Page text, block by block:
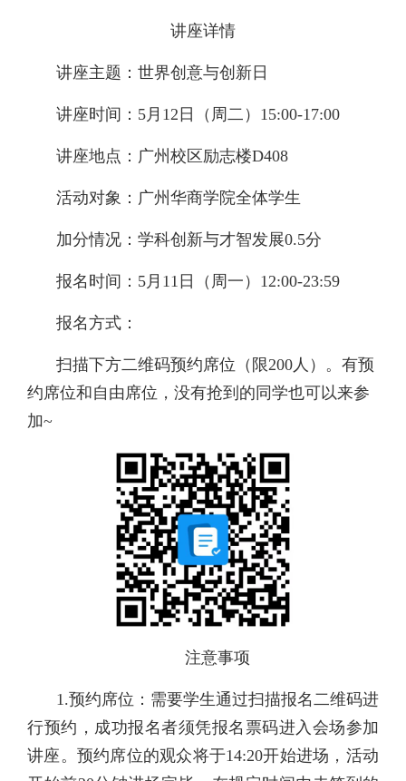
讲座详情
讲座主题： 世界创意与创新日
讲座时间： 5月12日（周二）15:00-17:00
讲座地点： 广州校区励志楼D408
活动对象： 广州华商学院全体学生
加分情况： 学科创新与才智发展0.5分
报名时间： 5月11日（周一）12:00-23:59
报名方式：
扫描下方二维码预约席位（限200人）。 有预
约席位和自由席位， 没有抢到的同学也可以来参
加~
注意事项
1.预约席位：需要学生通过扫描报名二维码进
行预约，成功报名者须凭报名票码进入会场参加
讲座。预约席位的观众将于14:20开始进场，活动